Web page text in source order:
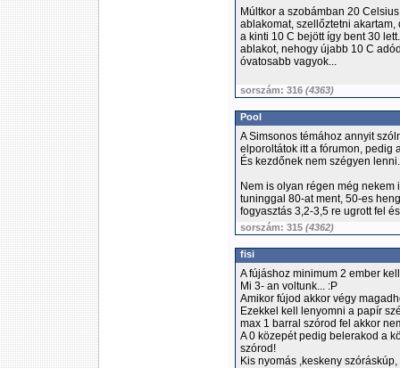
Múltkor a szobámban 20
ablakomat, szellőztetni
a kinti 10 C bejött így bent 30
ablakot, nehogy újabb 10 C
óvatosabb vagyok...
sorszám: 316 (4363)
Pool
A Simsonos témához annyit
elporoltátok itt a fórumon, pedig
És kezdőnek nem szégyen lenni.
Nem is olyan régen még
tuninggal 80-at ment, 50-es
fogyasztás 3,2-3,5 re ugrott fel
sorszám: 315 (4362)
fisi
A fújáshoz minimum 2 ember
Mi 3- an voltunk... :P
Amikor fújod akkor végy
Ezekkel kell lenyomni a papír
max 1 barral szórod fel akkor
A 0 közepét pedig belerakod a
szórod!
Kis nyomás ,keskeny szóráskúp,